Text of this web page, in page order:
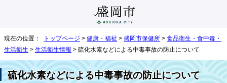
現在の位置： トップページ > 健康・福祉 > 盛岡市保健所 > 食品衛生・食中毒・
生活衛生 > 生活衛生情報 > 硫化水素などによる中毒事故の防止について
硫化水素などによる中毒事故の防止について